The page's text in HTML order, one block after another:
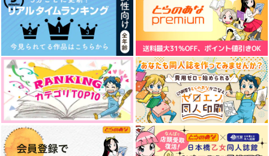
スモークブルーの雨の
ち晴れ 2
KADOKAWA
858円（税込）
サンプル
作品詳細
スモークブルーの雨の
ち晴れ 3
KADOKAWA
858円（税込）
サンプル
作品詳細
スモークブルーの雨の
ち晴れ 4
KADOKAWA
880 円（税込）
サンプル
作品詳細
ただの友達じゃなくな
る瞬間 2
KADOKAWA
836円（税込）
サンプル
カート
ただの友達じゃなくな
る瞬間
KADOKAWA
836円（税込）
サンプル
カート